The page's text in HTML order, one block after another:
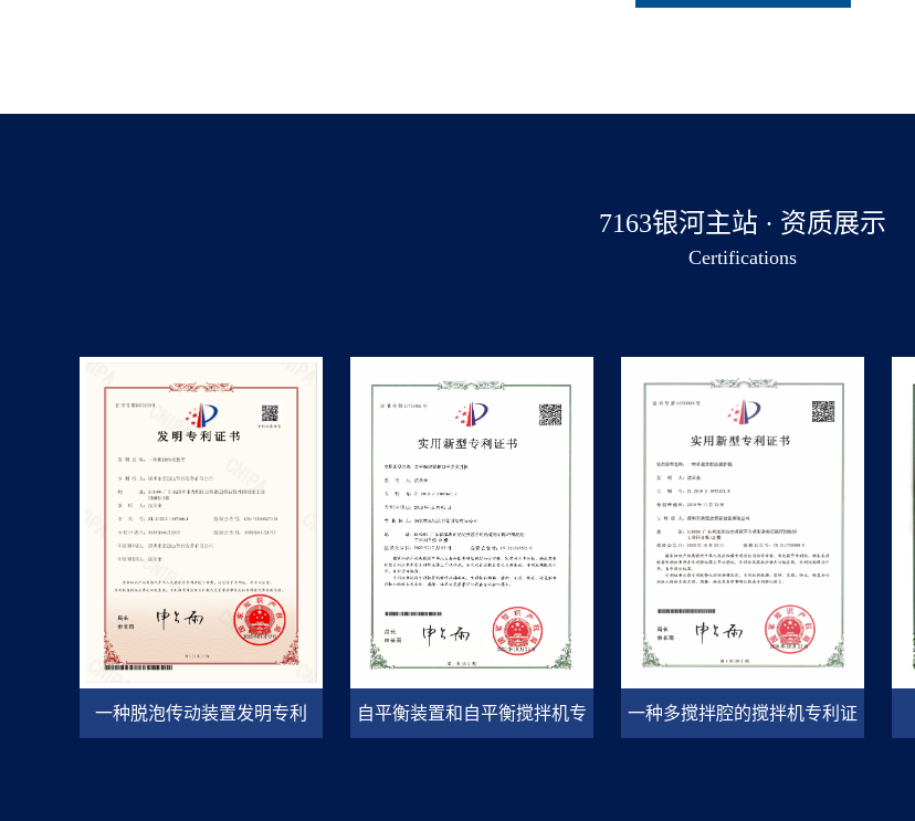
7163银河主站 · 资质展示
Certifications
一种脱泡传动装置发明专利 自平衡装置和自平衡搅拌机专 一种多搅拌腔的搅拌机专利证